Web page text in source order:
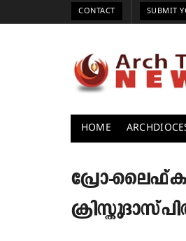
CONTACT SUBMIT
HOME
പ്രോ-ലൈഫ്
ക്രിസ്തുദാസ്